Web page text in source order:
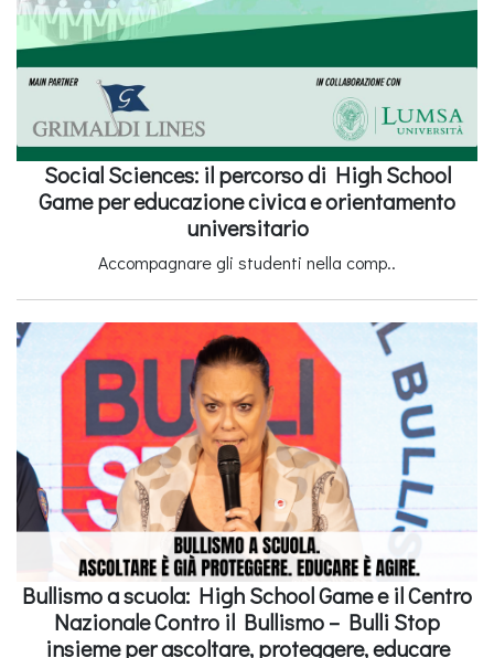
Social Sciences: il percorso di High School
Game per educazione civica e orientamento
universitario
Accompagnare gli studenti nella comp..
Bullismo a scuola: High School Game e il Centro
Nazionale Contro il Bullismo – Bulli Stop
insieme per ascoltare, proteggere, educare